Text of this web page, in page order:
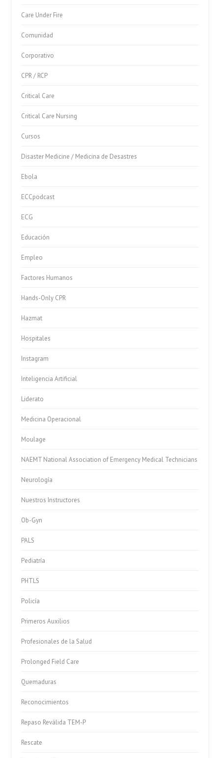
Care Under Fire
Comunidad
Corporativo
CPR / RCP
Critical Care
Critical Care Nursing
Cursos
Disaster Medicine / Medicina de Desastres
Ebola
ECCpodcast
ECG
Educación
Empleo
Factores Humanos
Hands-Only CPR
Hazmat
Hospitales
Instagram
Inteligencia Artificial
Liderato
Medicina Operacional
Moulage
NAEMT National Association of Emergency Medical Technicians
Neurología
Nuestros Instructores
Ob-Gyn
PALS
Pediatría
PHTLS
Policía
Primeros Auxilios
Profesionales de la Salud
Prolonged Field Care
Quemaduras
Reconocimientos
Repaso Reválida TEM-P
Rescate